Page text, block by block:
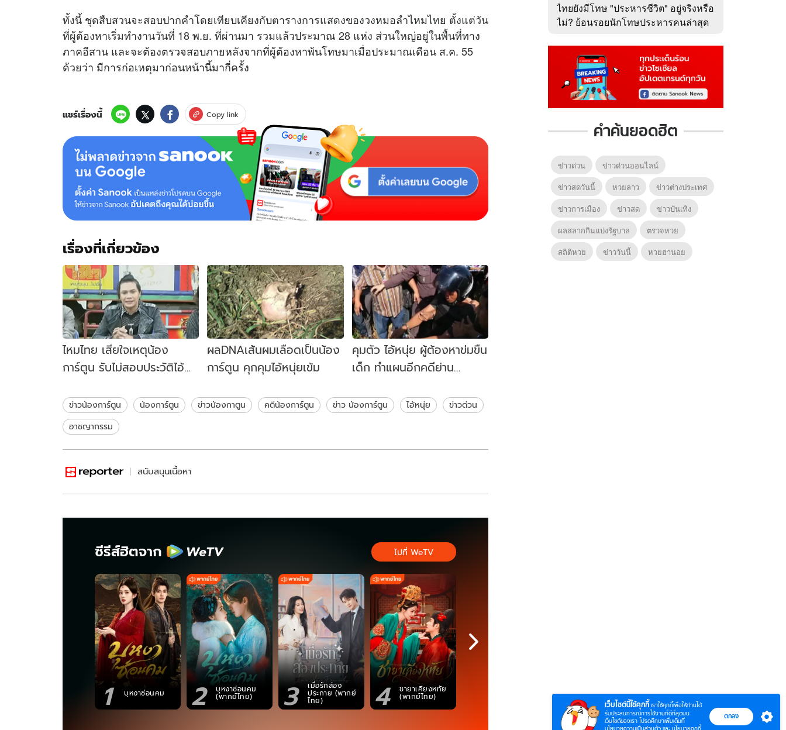
ทั้งนี้ ชุดสืบสวนจะสอบปากคำโดยเทียบเคียงกับตารางการแสดงของวงหมอลำไหมไทย ตั้งแต่วัน
ที่ผู้ต้องหาเริ่มทำงานวันที่ 18 พ.ย. ที่ผ่านมา รวมแล้วประมาณ 28 แห่ง ส่วนใหญ่อยู่ในพื้นที่ทาง
ภาคอีสาน และจะต้องตรวจสอบภายหลังจากที่ผู้ต้องหาพ้นโทษมาเมื่อประมาณเดือน ส.ค. 55
ด้วยว่า มีการก่อเหตุมาก่อนหน้านี้มากี่ครั้ง
แชร์เรื่องนี้ Copy link
เรื่องที่เกี่ยวข้อง
ไหมไทย เสียใจเหตุน้อง
การ์ตูน รับไม่สอบประวัติไอ้
ผลDNAเส้นผมเลือดเป็นน้อง
การ์ตูน คุกคุมไอ้หนุ่ยเข้ม
คุมตัว ไอ้หนุ่ย ผู้ต้องหาข่มขืน
เด็ก ทำแผนอีกคดีย่าน
ข่าวน้องการ์ตูน น้องการ์ตูน ข่าวน้องกาตูน คดีน้องการ์ตูน ข่าว น้องการ์ตูน ไอ้หนุ่ย
ข่าวด่วน
อาชญากรรม
สนับสนุนเนื้อหา
ซีรีส์ฮิตจาก
1 บุหงาซ่อนคม 2 บุหงาซ่อนคม
(พากย์ไทย) 3 เมื่อรักส่อง
ประกาย (พากย์
ไทย) 4 ชายาเคียงหทัย
(พากย์ไทย) 5 6 พบเธอ 7 พบเธอ (พากย์
ไทย) 8 แบบ
ไปที่ WeTV
ไทยยังมีโทษ "ประหารชีวิต" อยู่จริงหรือ
ไม่? ย้อนรอยนักโทษประหารคนล่าสุด
คำค้นยอดฮิต
ข่าวด่วน
ข่าวด่วนออนไลน์
ข่าวสดวันนี้
หวยลาว
ข่าวต่างประเทศ
ข่าวการเมือง
ข่าวสด
ข่าวบันเทิง
ผลสลากกินแบ่งรัฐบาล
ตรวจหวย
สถิติหวย
ข่าววันนี้ หวยฮานอย
เว็บไซต์นี้ใช้คุกกี้ เราใช้คุกกี้เพื่อให้ท่านได้
รับประสบการณ์การใช้งานที่ดีที่สุดบน
เว็บไซต์ของเรา โปรดศึกษาเพิ่มเติมที่
นโยบายความเป็นส่วนตัว และ นโยบายคุกกี้
ตกลง